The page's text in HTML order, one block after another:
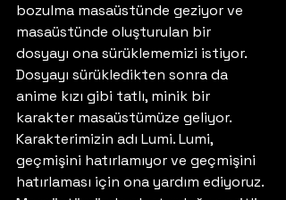
bozulma masaüstünde geziyor ve
masaüstünde oluşturulan bir
dosyayı ona sürüklememizi istiyor.
Dosyayı sürükledikten sonra da
anime kızı gibi tatlı, minik bir
karakter masaüstümüze geliyor.
Karakterimizin adı Lumi. Lumi,
geçmişini hatırlamıyor ve geçmişini
hatırlaması için ona yardım ediyoruz.